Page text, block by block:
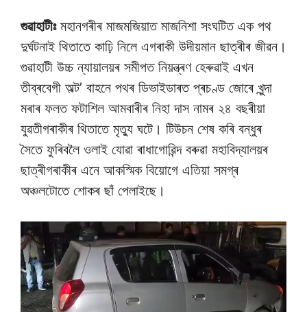
গুৱাহাটীঃমহানগৰীৰ মাজমজিয়াত মাজনিশা সংঘটিত এক পথ
দুৰ্ঘটনাই থিতাতে কাঢ়ি নিলে এগৰাকী উদীয়মান ছাত্ৰীৰ জীৱন।
গুৱাহাটী উচ্চ ন্যায়ালয়ৰ সমীপত নিয়ন্ত্ৰণ হেৰুৱাই এখন
তীব্ৰবেগী অল্ট’ বাহনে পথৰ ডিভাইডাৰত প্ৰচণ্ড জোৰে খুন্দা
মৰাৰ ফলত ফটাশিল আমবাৰীৰ নিহা দাস নামৰ ২৪ বছৰীয়া
যুৱতীগৰাকীৰ থিতাতে মৃত্যু ঘটে। টিউচন শেষ কৰি বন্ধুৰ
সৈতে ফুৰিবলৈ ওলাই যোৱা ৰাধাগোৱিন্দ বৰুৱা মহাবিদ্যালয়ৰ
ছাত্ৰীগৰাকীৰ এনে আকস্মিক বিয়োগে এতিয়া সমগ্ৰ
অঞ্চলটোতে শোকৰ ছাঁ পেলাইছে।